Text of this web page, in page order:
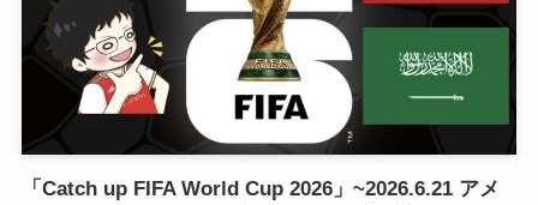
「Catch up FIFA World Cup 2026」~2026.6.21 アメ